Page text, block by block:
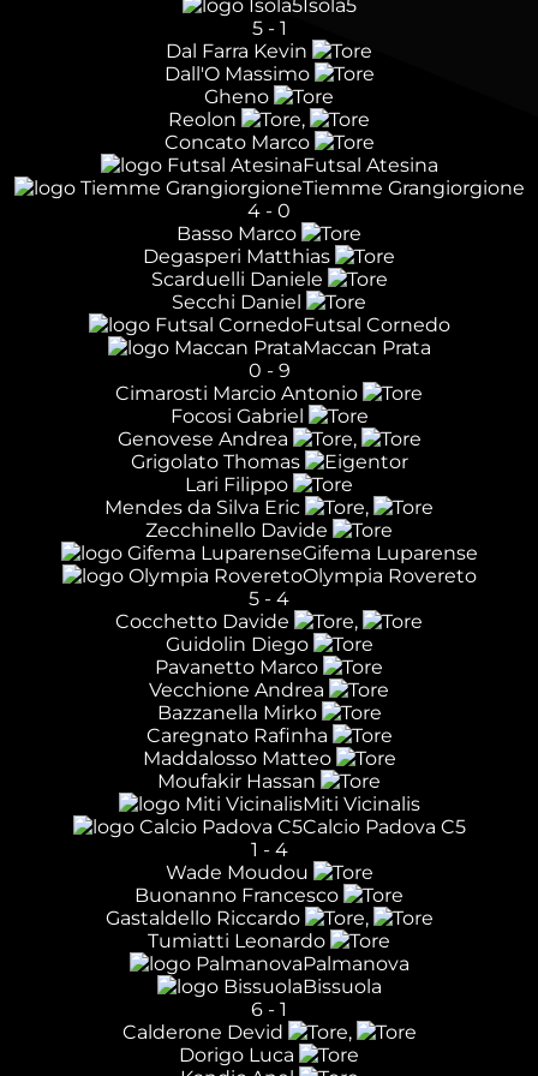
Isola5
5- 1
Dal Farra Kevin
Dall'O Massimo
Gheno
Reolon
,
Concato Marco
Futsal Atesina
Tiemme Grangiorgione
4 - 0
Basso Marco
Degasperi Matthias
Scarduelli Daniele
Secchi Daniel
Futsal Cornedo
Maccan Prata
0 - 9
Cimarosti Marcio Antonio
Focosi Gabriel
Genovese Andrea
,
Grigolato Thomas
Lari Filippo
Mendes da Silva Eric
,
Zecchinello Davide
Gifema Luparense
Olympia Rovereto
5 - 4
Cocchetto Davide
,
Guidolin Diego
Pavanetto Marco
Vecchione Andrea
Bazzanella Mirko
Caregnato Rafinha
Maddalosso Matteo
Moufakir Hassan
Miti Vicinalis
Calcio Padova C5
1 - 4
Wade Moudou
Buonanno Francesco
Gastaldello Riccardo
,
Tumiatti Leonardo
Palmanova
Bissuola
6 - 1
Calderone Devid
,
Dorigo Luca